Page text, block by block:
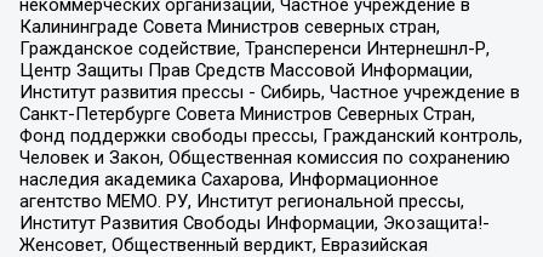
Калининграде Совета Министров северных стран,
Гражданское содействие, Трансперенси Интернешнл-Р,
Центр Защиты Прав Средств Массовой Информации,
Институт развития прессы - Сибирь, Частное учреждение в
Санкт-Петербурге Совета Министров Северных Стран,
Фонд поддержки свободы прессы, Гражданский контроль,
Человек и Закон, Общественная комиссия по сохранению
наследия академика Сахарова, Информационное
агентство МЕМО. РУ, Институт региональной прессы,
Институт Развития Свободы Информации, Экозащита!-
Женсовет, Общественный вердикт, Евразийская